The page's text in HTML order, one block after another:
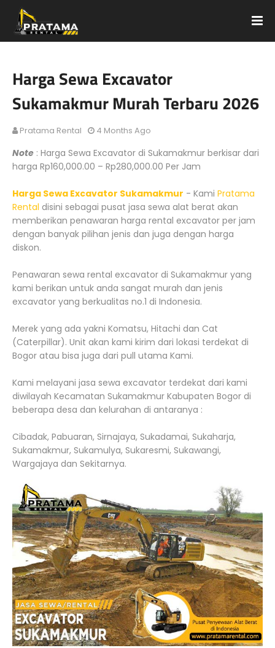
Harga Sewa Excavator
Sukamakmur Murah Terbaru 2026
Pratama Rental 4 Months Ago
Note : Harga Sewa Excavator di Sukamakmur berkisar dari
harga Rp160,000.00 – Rp280,000.00 Per Jam
Harga Sewa Excavator Sukamakmur - Kami Pratama
Rental disini sebagai pusat jasa sewa alat berat akan
memberikan penawaran harga rental excavator per jam
dengan banyak pilihan jenis dan juga dengan harga
diskon.
Penawaran sewa rental excavator di Sukamakmur yang
kami berikan untuk anda sangat murah dan jenis
excavator yang berkualitas no.1 di Indonesia.
Merek yang ada yakni Komatsu, Hitachi dan Cat
(Caterpillar). Unit akan kami kirim dari lokasi terdekat di
Bogor atau bisa juga dari pull utama Kami.
Kami melayani jasa sewa excavator terdekat dari kami
diwilayah Kecamatan Sukamakmur Kabupaten Bogor di
beberapa desa dan kelurahan di antaranya :
Cibadak, Pabuaran, Sirnajaya, Sukadamai, Sukaharja,
Sukamakmur, Sukamulya, Sukaresmi, Sukawangi,
Wargajaya dan Sekitarnya.